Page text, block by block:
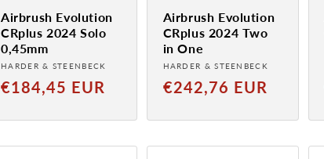
Airbrush Evolution
CRplus 2024 Solo
0,45mm
Anbieter:
HARDER & STEENBECK
Normaler
€184,45 EUR
Airbrush Evolution
CRplus 2024 Two
in One
Anbieter:
HARDER & STEENBECK
Normaler
€242,76 EUR